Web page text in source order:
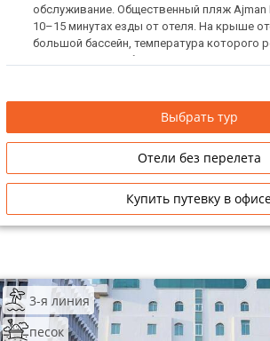
обслуживание. Общественный пляж Ajman
10–15 минутах езды от отеля. На крыше
большой бассейн, температура которого
период. Вид на набережную Аджмана и
Выбрать тур
Отели без перелета
Купить путевку в
3-я линия
песок